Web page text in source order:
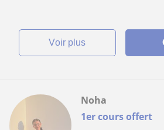
voir plus
1er cours offert
Noha